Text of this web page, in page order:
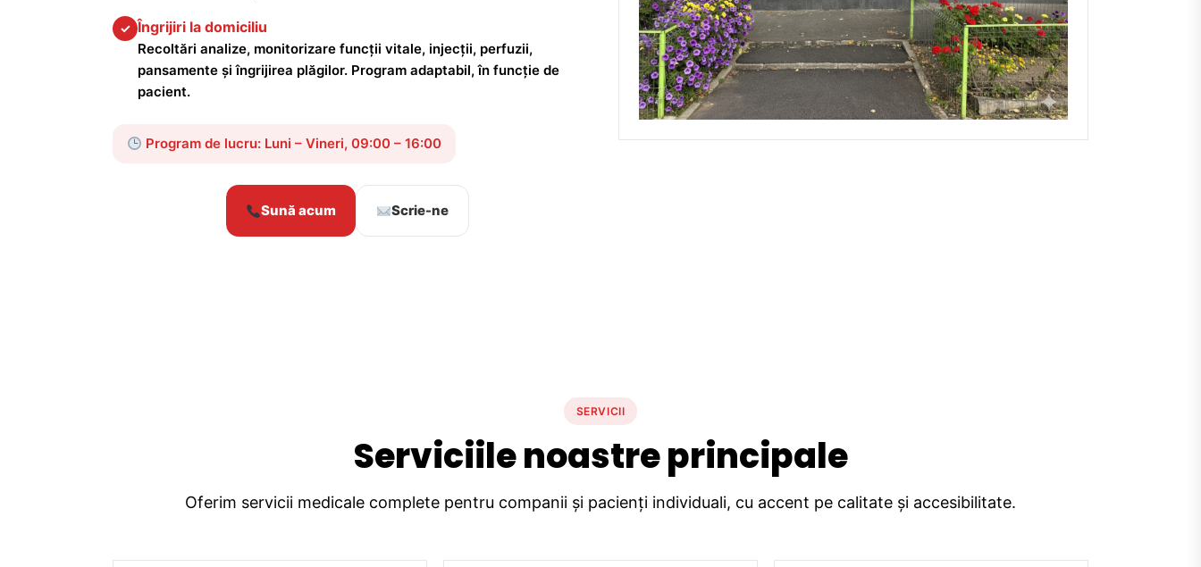
✓ Îngrijiri la domiciliu
Recoltări analize, monitorizare funcții vitale, injecții, perfuzii,
pansamente și îngrijirea plăgilor. Program adaptabil, în funcție de
pacient.
Program de lucru: Luni – Vineri, 09:00 – 16:00
Sună acum Scrie-ne
SERVICII
Serviciile noastre principale
Oferim servicii medicale complete pentru companii și pacienți individuali, cu accent pe calitate și accesibilitate.